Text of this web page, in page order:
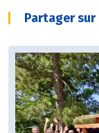
Partager sur